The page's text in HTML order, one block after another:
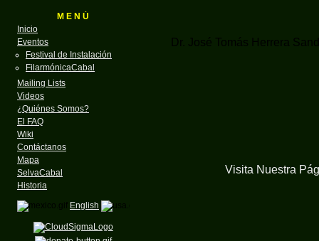
M E N Ú
Inicio
Eventos
Festival de Instalación
FilarmónicaCabal
Mailing Lists
Videos
¿Quiénes Somos?
El FAQ
Wiki
Contáctanos
Mapa
SelvaCabal
Historia
English
Dr. José Tomás Herrera
Visita Nuestra